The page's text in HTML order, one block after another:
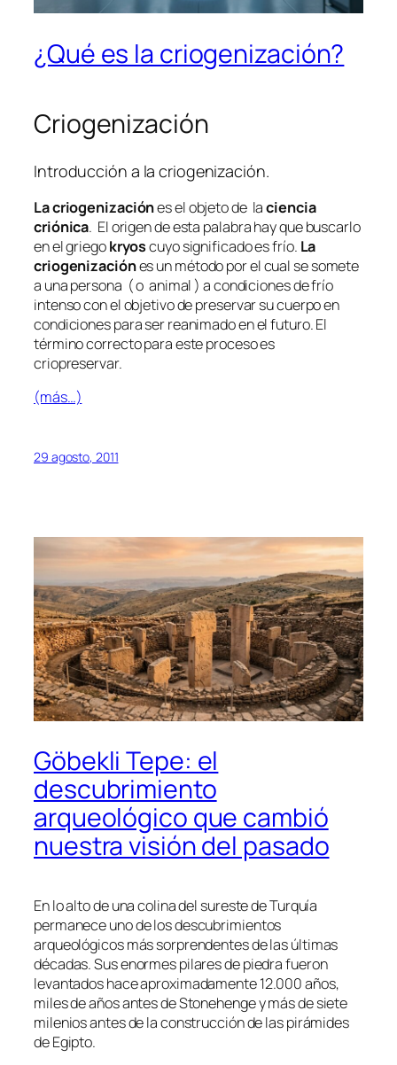
¿Qué es la criogenización?
Criogenización
Introducción a la criogenización.
La criogenizaciónes el objeto de laciencia
criónica. El origen de esta palabra hay que buscarlo
en el griegokryoscuyo significado es frío. La
criogenizaciónes un método por el cual se somete
a una persona ( o animal ) a condiciones de frío
intenso con el objetivo de preservar su cuerpo en
condiciones para ser reanimado en el futuro. El
término correcto para este proceso es
criopreservar.
(más…)
29 agosto, 2011
Göbekli Tepe: el
descubrimiento
arqueológico que cambió
nuestra visión del pasado
En lo alto de una colina del sureste de Turquía
permanece uno de los descubrimientos
arqueológicos más sorprendentes de las últimas
décadas. Sus enormes pilares de piedra fueron
levantados hace aproximadamente 12.000 años,
miles de años antes de Stonehenge y más de siete
milenios antes de la construcción de las pirámides
de Egipto.